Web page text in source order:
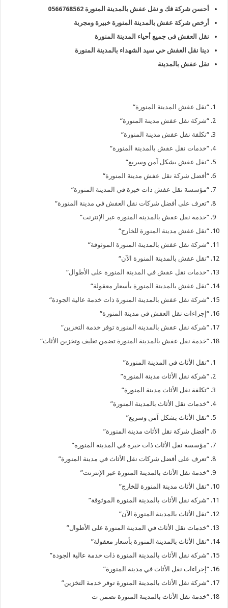
أحسن شركة فك و نقل عفش بالمدينة المنورة 0566768562
أرخص شركة عفش بالمدينة المنورة خبيرة ومجربة
نقل العفش فى جميع أحياء المدينة المنورة
دينا نقل العفش حي سيد الشهداء بالمدينة المنورة
نقل عفش بالمدينة
“نقل عفش المدينة المنورة“
“شركة نقل عفش مدينة المنورة“
“تكلفة نقل عفش مدينة المنورة“
“خدمات نقل عفش بالمدينة المنورة“
“نقل عفش بشكل آمن وسريع“
“أفضل شركة نقل عفش مدينة المنورة“
“مؤسسة نقل عفش ذات خبرة في المدينة المنورة“
“تعرف على أفضل شركات نقل العفش في مدينة المنورة“
“خدمة نقل عفش بالمدينة المنورة عبر الإنترنت“
“نقل عفش مدينة المنورة للخارج“
“شركة نقل عفش بالمدينة المنورة الموثوقة“
“نقل عفش بالمدينة المنورة الآن“
“خدمات نقل عفش في المدينة المنورة على الأطوال“
“نقل عفش بالمدينة المنورة بأسعار معقولة“
“شركة نقل عفش بالمدينة المنورة ذات خدمة عالية الجودة“
“ إجراءات نقل العفش في مدينة المنورة“
“شركة نقل عفش بالمدينة المنورة توفر خدمة التخزين“
“خدمة نقل عفش بالمدينة المنورة تضمن تغليف وتخزين الأثاث“
“نقل الأثاث في المدينة المنورة”
“شركة نقل الأثاث مدينة المنورة”
“تكلفة نقل الأثاث مدينة المنورة”
“خدمات نقل الأثاث بالمدينة المنورة”
“نقل الأثاث بشكل آمن وسريع”
“أفضل شركة نقل الأثاث مدينة المنورة”
“مؤسسة نقل الأثاث ذات خبرة في المدينة المنورة”
“تعرف على أفضل شركات نقل الأثاث في مدينة المنورة”
“خدمة نقل الأثاث بالمدينة المنورة عبر الإنترنت”
“نقل الأثاث مدينة المنورة للخارج”
“شركة نقل الأثاث بالمدينة المنورة الموثوقة”
“نقل الأثاث بالمدينة المنورة الآن”
“خدمات نقل الأثاث في المدينة المنورة على الأطوال”
“نقل الأثاث بالمدينة المنورة بأسعار معقولة”
“شركة نقل الأثاث بالمدينة المنورة ذات خدمة عالية الجودة”
“إجراءات نقل الأثاث في مدينة المنورة”
“شركة نقل الأثاث بالمدينة المنورة توفر خدمة التخزين”
“خدمة نقل الأثاث بالمدينة المنورة تضمن ت